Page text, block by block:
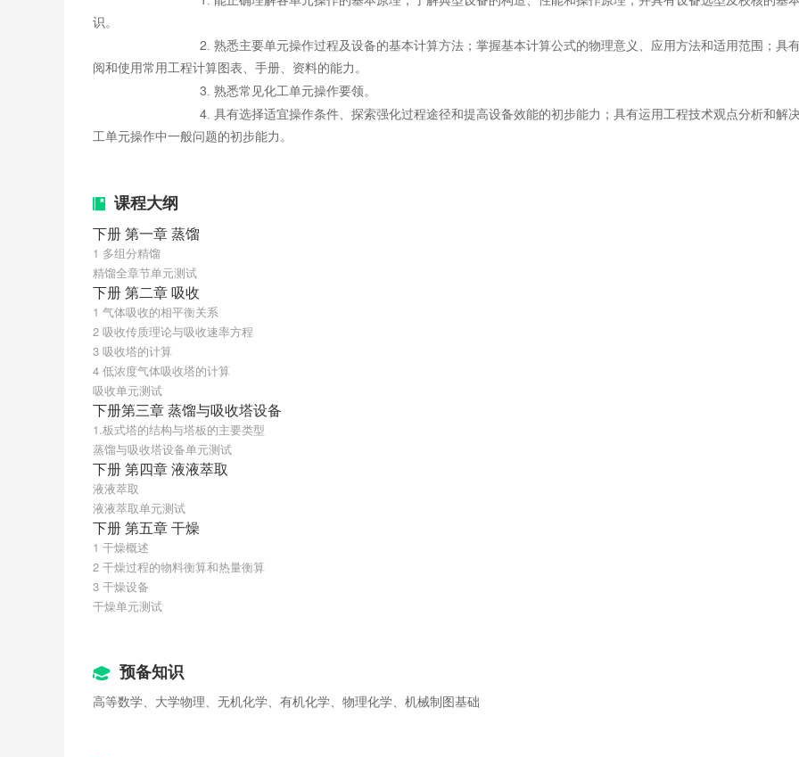
识。
2 . 熟悉主要单元操作过程及设备的基本计算方法；掌握基本计算公式的物理意义、应用方法和适用范围；具
阅和使用常用工程计算图表、手册、资料的能力。
3 . 熟悉常见化工单元操作要领。
4 . 具有选择适宜操作条件、探索强化过程途径和提高设备效能的初步能力；具有运用工程技术观点分析和解
工单元操作中一般问题的初步能力。
课程大纲
下册 第一章 蒸馏
1 多组分精馏
精馏全章节单元测试
下册 第二章 吸收
1 气体吸收的相平衡关系
2 吸收传质理论与吸收速率方程
3 吸收塔的计算
4 低浓度气体吸收塔的计算
吸收单元测试
下册第三章 蒸馏与吸收塔设备
1.板式塔的结构与塔板的主要类型
蒸馏与吸收塔设备单元测试
下册 第四章 液液萃取
液液萃取
液液萃取单元测试
下册 第五章 干燥
1 干燥概述
2 干燥过程的物料衡算和热量衡算
3 干燥设备
干燥单元测试
预备知识
高等数学、大学物理、无机化学、有机化学、物理化学、机械制图基础